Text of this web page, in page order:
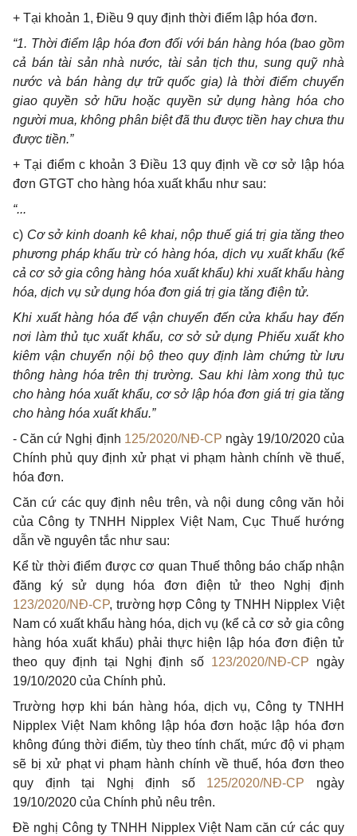
+ Tại khoản 1, Điều 9 quy định thời điểm lập hóa đơn.
“1. Thời điểm lập hóa đơn đối với bán hàng hóa (bao gồm
cả bán tài sản nhà nước, tài sản tịch thu, sung quỹ nhà
nước và bán hàng dự trữ quốc gia) là thời điểm chuyển
giao quyền sở hữu hoặc quyền sử dụng hàng hóa cho
người mua, không phân biệt đã thu được tiền hay chưa thu
được tiền.”
+ Tại điểm c khoản 3 Điều 13 quy định về cơ sở lập hóa
đơn GTGT cho hàng hóa xuất khẩu như sau:
“...
c) Cơ sở kinh doanh kê khai, nộp thuế giá trị gia tăng theo
phương pháp khấu trừ có hàng hóa, dịch vụ xuất khẩu (kể
cả cơ sở gia công hàng hóa xuất khẩu) khi xuất khẩu hàng
hóa, dịch vụ sử dụng hóa đơn giá trị gia tăng điện tử.
Khi xuất hàng hóa để vận chuyển đến cửa khẩu hay đến
nơi làm thủ tục xuất khẩu, cơ sở sử dụng Phiếu xuất kho
kiêm vận chuyển nội bộ theo quy định làm chứng từ lưu
thông hàng hóa trên thị trường. Sau khi làm xong thủ tục
cho hàng hóa xuất khẩu, cơ sở lập hóa đơn giá trị gia tăng
cho hàng hóa xuất khẩu.”
- Căn cứ Nghị định 125/2020/NĐ-CP ngày 19/10/2020 của
Chính phủ quy định xử phạt vi phạm hành chính về thuế,
hóa đơn.
Căn cứ các quy định nêu trên, và nội dung công văn hỏi
của Công ty TNHH Nipplex Việt Nam, Cục Thuế hướng
dẫn về nguyên tắc như sau:
Kể từ thời điểm được cơ quan Thuế thông báo chấp nhận
đăng ký sử dụng hóa đơn điện tử theo Nghị định
123/2020/NĐ-CP, trường hợp Công ty TNHH Nipplex Việt
Nam có xuất khẩu hàng hóa, dịch vụ (kể cả cơ sở gia công
hàng hóa xuất khẩu) phải thực hiện lập hóa đơn điện tử
theo quy định tại Nghị định số 123/2020/NĐ-CP ngày
19/10/2020 của Chính phủ.
Trường hợp khi bán hàng hóa, dịch vụ, Công ty TNHH
Nipplex Việt Nam không lập hóa đơn hoặc lập hóa đơn
không đúng thời điểm, tùy theo tính chất, mức độ vi phạm
sẽ bị xử phạt vi phạm hành chính về thuế, hóa đơn theo
quy định tại Nghị định số 125/2020/NĐ-CP ngày
19/10/2020 của Chính phủ nêu trên.
Đề nghị Công ty TNHH Nipplex Việt Nam căn cứ các quy